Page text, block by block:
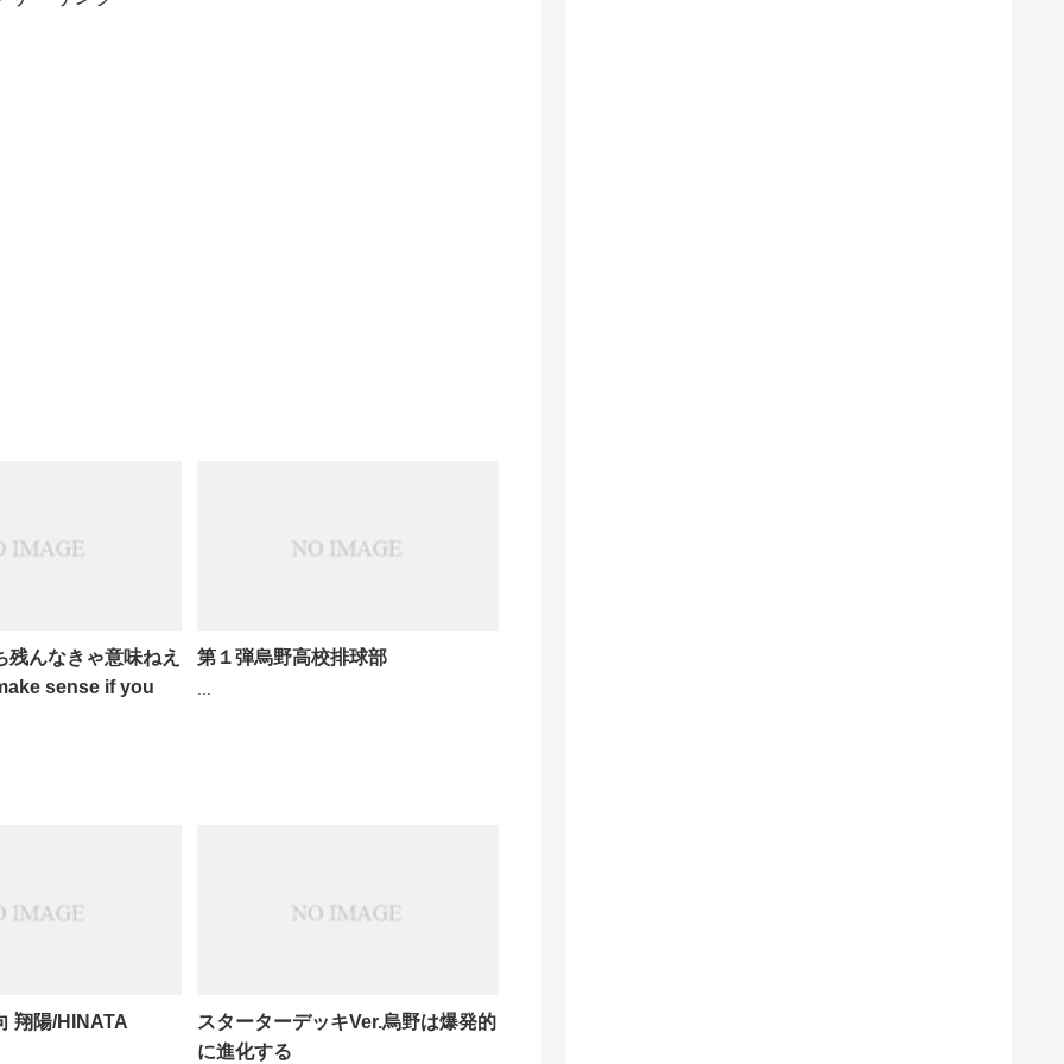
残んなきゃ意味ねえ
sense if you
第１弾烏野高校排球部
翔陽/HINATA
スターターデッキVer.烏野は爆発的
に進化する